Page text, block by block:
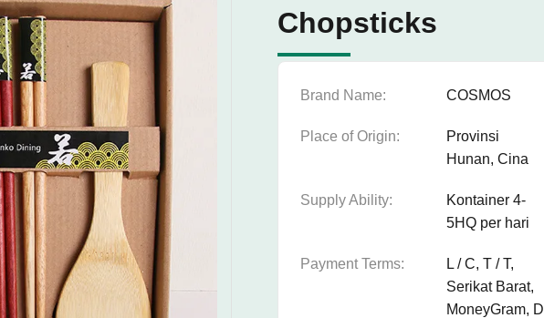
Chopsticks
Brand Name: COSMOS
Place of Origin:
Provinsi
Hunan, Cina
Supply Ability:
Kontainer 4-
5HQ per hari
Payment Terms:
L / C, T / T,
Serikat Barat,
MoneyGram, D